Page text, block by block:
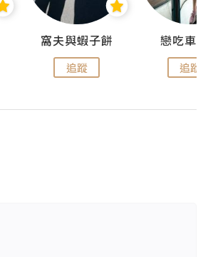
窩夫與蝦子餅
追蹤
戀吃車
追蹤